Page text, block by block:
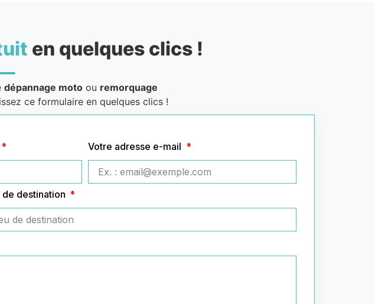
en quelques clics !
dépannage motoou remorquage
ce formulaire en quelques clics !
Votre adresse e-mail
de destination